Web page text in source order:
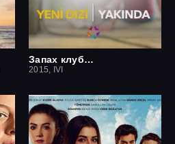
Запах клубники
2015, IVI